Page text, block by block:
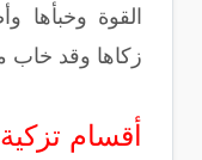
القوة
زكاها وقد خاب
أقسام